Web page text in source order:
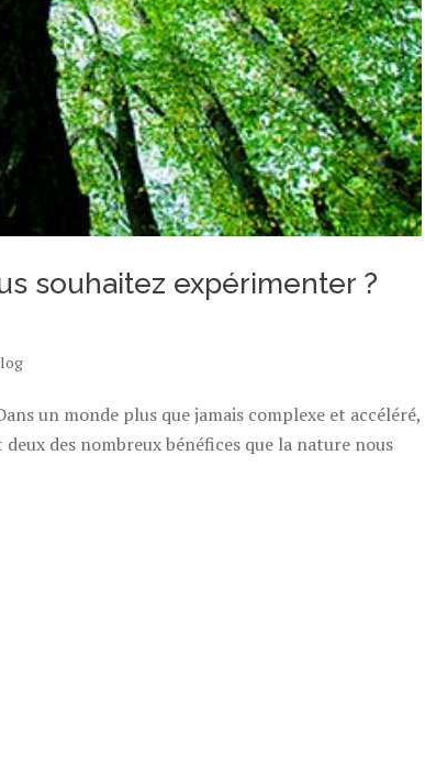
souhaitez expérimenter ?
un monde plus que jamais complexe et accéléré,
des nombreux bénéfices que la nature nous